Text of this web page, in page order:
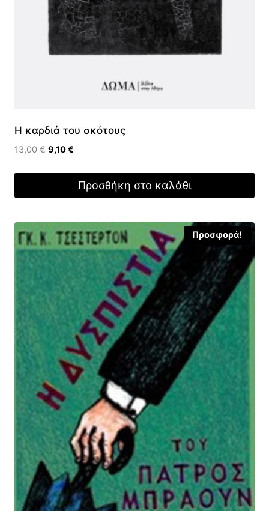
Η καρδιά του σκότους
13,00€ Original
was:
13,00 €.
9,10€
τιμή
είναι:
Προσθήκη στο καλάθι
Προσφορά!